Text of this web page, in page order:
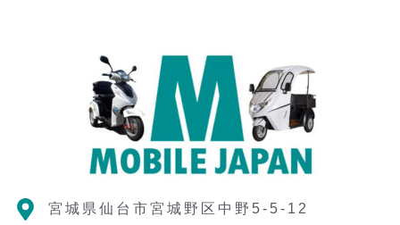
宮城県仙台市宮城野区中野5-5-12